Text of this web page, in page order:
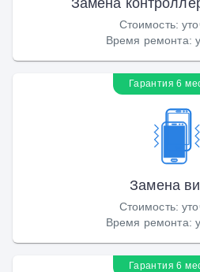
Стоимость:
Время ремонта:
Гарантия 6
Замена
Стоимость:
Время ремонта:
Гарантия 6